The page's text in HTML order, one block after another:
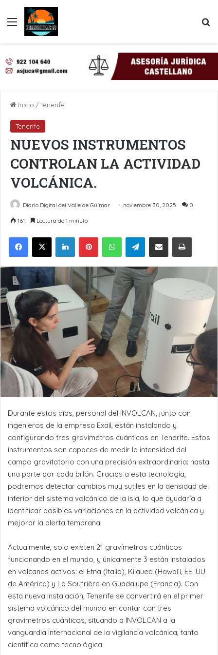
Menú
Inicio /Tenerife
Tenerife
NUEVOS INSTRUMENTOS
CONTROLAN LA ACTIVIDAD
VOLCÁNICA.
Diario Digital del Valle de Güímar noviembre 30, 2025 0
161 Lectura de 1 minuto
LinkedInPinterestWhatsAppTelegramCompartir por Email Imprimir
Durante estos días, personal del INVOLCAN, junto con
ingenieros de la empresa Exail, están instalando y
configurando tres gravímetros cuánticos en Tenerife. Estos
instrumentos son capaces de medir la intensidad del
campo gravitatorio con una precisión extraordinaria: hasta
una parte por cada billón. Gracias a esta tecnología,
podremos detectar cambios muy sutiles en la densidad del
interior del sistema volcánico de la isla, lo que ayudaría a
identificar posibles variaciones en la actividad volcánica y
mejorar la alerta temprana.
Actualmente, solo existen 21 gravímetros cuánticos
funcionando en el mundo, y únicamente 3 están instalados
en volcanes activos: el Etna (Italia), Kilauea (Hawai’i, EE. UU.
de América) y La Soufrière en Guadalupe (Francia). Con
esta nueva instalación, Tenerife se convertirá en el primer
sistema volcánico del mundo en contar con tres
gravímetros cuánticos, situando a INVOLCAN a la
vanguardia internacional de la vigilancia volcánica, tanto
científica como tecnológica.